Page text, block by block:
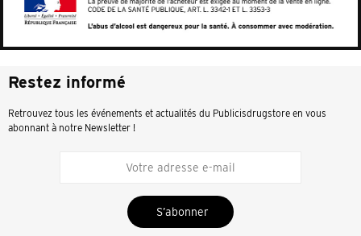
Restez informé
Retrouvez tous les événements et actualités du Publicisdrugstore en vous
abonnant à notre Newsletter !
S’abonner